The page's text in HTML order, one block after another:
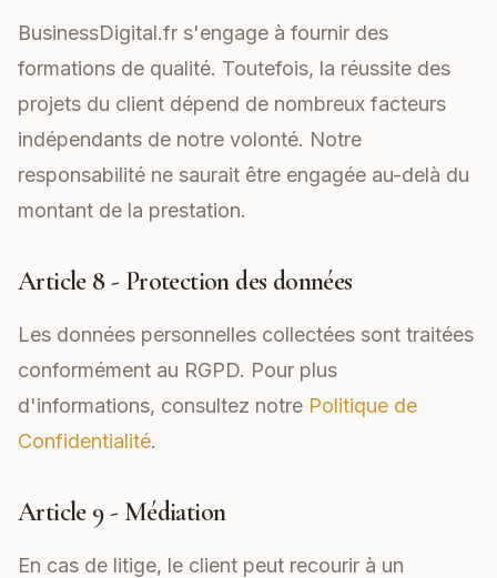
BusinessDigital.fr s'engage à fournir des
formations de qualité. Toutefois, la réussite des
projets du client dépend de nombreux facteurs
indépendants de notre volonté. Notre
responsabilité ne saurait être engagée au-delà du
montant de la prestation.
Article 8 - Protection des données
Les données personnelles collectées sont traitées
conformément au RGPD. Pour plus
d'informations, consultez notre Politique de
Confidentialité.
Article 9 - Médiation
En cas de litige, le client peut recourir à un